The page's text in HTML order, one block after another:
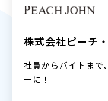
株式会社ピーチ
社員からバイトまで
ーに！